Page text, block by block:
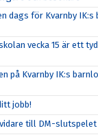
dags för Kvarnby IK:s
vecka 15 är ett
på Kvarnby IK:s
jobb!
till DM-slutspelet